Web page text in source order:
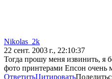
Nikolas_2k
22 сент. 2003 г., 22:10:37
Тогда прошу меня извинить, я
фото принтерами Епсон очень
ОтветитьЦитировать